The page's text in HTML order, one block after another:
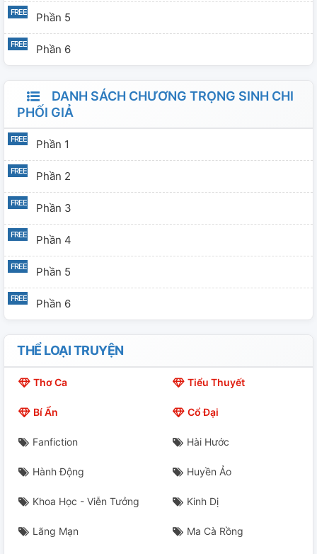
Phần 5
Phần 6
DANH SÁCH CHƯƠNG TRỌNG SINH CHI
PHỐI GIẢ
Phần 1
Phần 2
Phần 3
Phần 4
Phần 5
Phần 6
THỂ LOẠI TRUYỆN
Thơ Ca Tiểu Thuyết
Bí Ẩn Cổ Đại
Fanfiction Hài Hước
Hành Động Huyền Ảo
Khoa Học - Viễn Tưởng Kinh Dị
Lãng Mạn Ma Cà Rồng